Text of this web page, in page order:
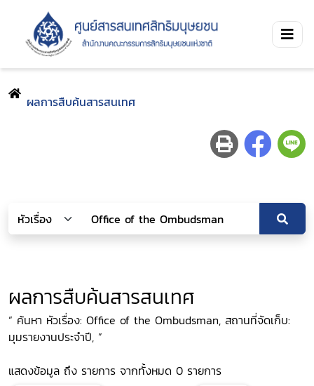
ผลการสืบค้นสารสนเทศ
ผลการสืบค้นสารสนเทศ
“ ค้นหา หัวเรื่อง: Office of the Ombudsman, สถานที่จัดเก็บ:
มุมรายงานประจำปี, ”
แสดงข้อมูล ถึง รายการ จากทั้งหมด 0 รายการ